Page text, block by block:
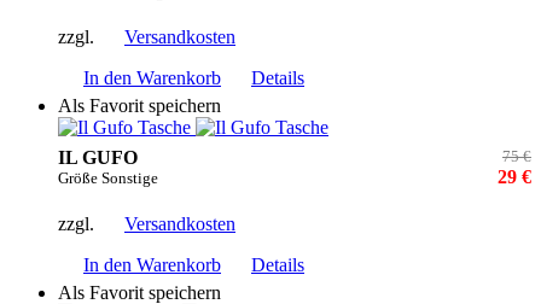
zzgl.
Versandkosten
In den Warenkorb
Details
Als Favorit speichern
IL GUFO
Größe Sonstige
75 €
29 €
zzgl.
Versandkosten
In den Warenkorb
Details
Als Favorit speichern